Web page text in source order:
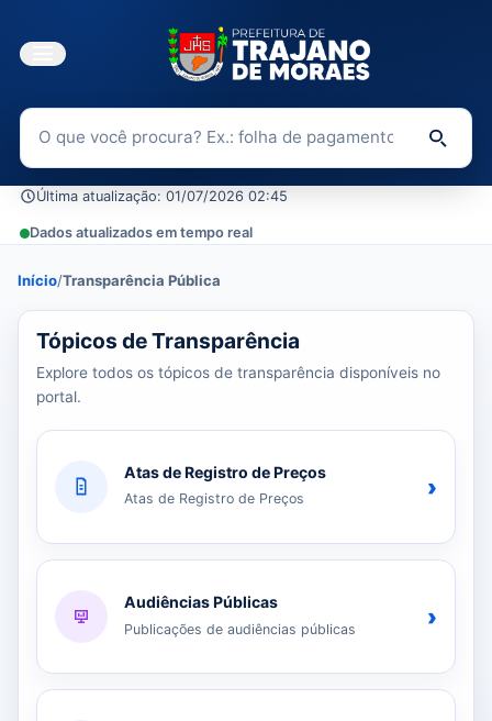
Buscar no Portal da Transparência
Última atualização: 01/07/2026 02:45
Dados atualizados em tempo real
Início/Transparência Pública
39 tópicos carregados do banco de dados.
Tópicos de Transparência
Explore todos os tópicos de transparência disponíveis no
portal.
Atas de Registro de Preços
Atas de Registro de Preços ›
Audiências Públicas
Publicações de audiências públicas ›